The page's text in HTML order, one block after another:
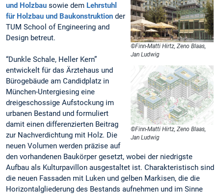
©Finn-Matti Hirtz, Zeno Blaas,
Jan Ludwig
©Finn-Matti Hirtz, Zeno Blaas,
Jan Ludwig
und Holzbau sowie dem Lehrstuhl
für Holzbau und Baukonstruktion der
TUM School of Engineering and
Design betreut.
“Dunkle Schale, Heller Kern”
entwickelt für das Ärztehaus und
Bürogebäude am Candidplatz in
München-Untergiesing eine
dreigeschossige Aufstockung im
urbanen Bestand und formuliert
damit einen differenzierten Beitrag
zur Nachverdichtung mit Holz. Die
neuen Volumen werden präzise auf
den vorhandenen Baukörper gesetzt, wobei der niedrigste
Aufbau als Kulturpavillon ausgestaltet ist. Charakteristisch sind
die neuen Fassaden mit Luken und gelben Markisen, die die
Horizontalgliederung des Bestands aufnehmen und im Sinne